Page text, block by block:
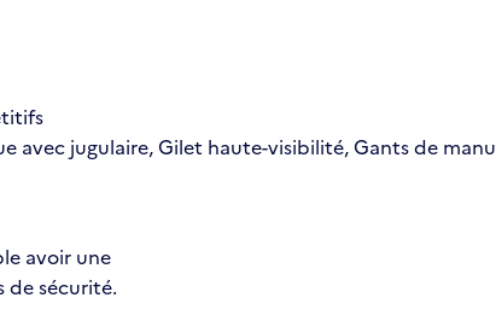
avec jugulaire, Gilet haute-visibilité, Gants de
avoir une
de sécurité.